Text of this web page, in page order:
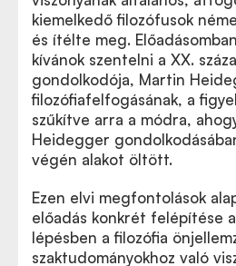
kiemelkedő filozófusok
és ítélte meg.
kívánok szentelni a XX.
gondolkodója, Martin
filozófiafelfogásának, a
szűkítve arra a módra,
Heidegger
végén alakot öltött.
Ezen elvi megfontolások
előadás konkrét felépítése
lépésben a filozófia
szaktudományokhoz való